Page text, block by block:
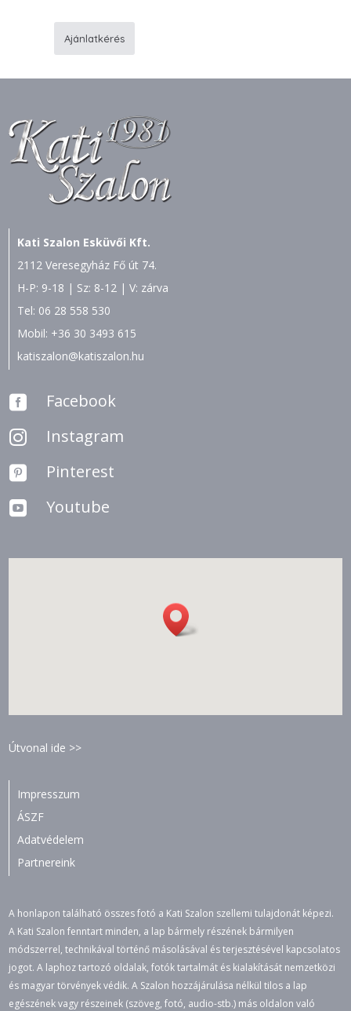
ruha
Ajánlatkérés
Kati Szalon Esküvői Kft.
2112 Veresegyház Fő út 74.
H-P: 9-18 | Sz: 8-12 | V: zárva
Tel: 06 28 558 530
Mobil: +36 30 3493 615
katiszalon@katiszalon.hu
 Facebook
 Instagram
 Pinterest
 Youtube
Útvonal ide >>
Impresszum
ÁSZF
Adatvédelem
Partnereink
A honlapon található összes fotó a Kati Szalon szellemi tulajdonát képezi.
A Kati Szalon fenntart minden, a lap bármely részének bármilyen
módszerrel, technikával történő másolásával és terjesztésével kapcsolatos
jogot. A laphoz tartozó oldalak, fotók tartalmát és kialakítását nemzetközi
és magyar törvények védik. A Szalon hozzájárulása nélkül tilos a lap
egészének vagy részeinek (szöveg, fotó, audio-stb.) más oldalon való